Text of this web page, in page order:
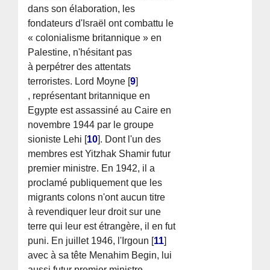
dans son élaboration, les
fondateurs d'Israël ont combattu le
« colonialisme britannique » en
Palestine, n'hésitant pas
à perpétrer des attentats
terroristes. Lord Moyne [9]
, représentant britannique en
Egypte est assassiné au Caire en
novembre 1944 par le groupe
sioniste Lehi [10]. Dont l'un des
membres est Yitzhak Shamir futur
premier ministre. En 1942, il a
proclamé publiquement que les
migrants colons n'ont aucun titre
à revendiquer leur droit sur une
terre qui leur est étrangère, il en fut
puni. En juillet 1946, l'Irgoun [11]
avec à sa tête Menahim Begin, lui